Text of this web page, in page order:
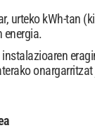
urteko kWh-tan
energia.